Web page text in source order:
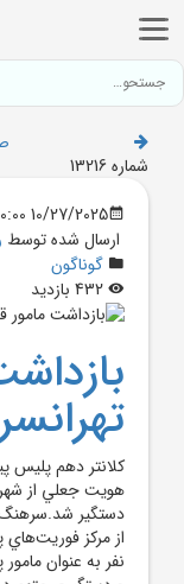
شماره 13216
10/27/2025 12:00:00 AM
ارسال شده توسط
گوناگون
کلانتر دهم پليس
هويت جعلي از
دستگير شد.سرهنگ
نفر به عنوان